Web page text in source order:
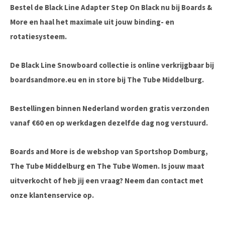
Bestel de Black Line Adapter Step On Black nu bij Boards &
More en haal het maximale uit jouw binding- en
rotatiesysteem.
De Black Line Snowboard collectie is online verkrijgbaar bij
boardsandmore.eu en in store bij The Tube Middelburg.
Bestellingen binnen Nederland worden gratis verzonden
vanaf €60 en op werkdagen dezelfde dag nog verstuurd.
Boards and More is de webshop van Sportshop Domburg,
The Tube Middelburg en The Tube Women. Is jouw maat
uitverkocht of heb jij een vraag? Neem dan contact met
onze klantenservice op.